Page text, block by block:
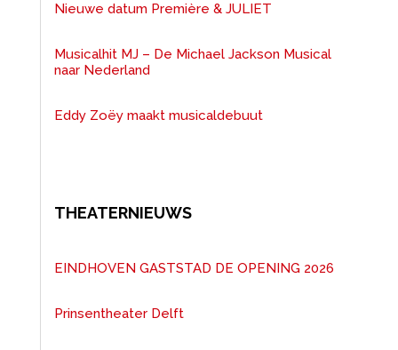
Nieuwe datum Première & JULIET
Musicalhit MJ – De Michael Jackson Musical
naar Nederland
Eddy Zoëy maakt musicaldebuut
THEATERNIEUWS
EINDHOVEN GASTSTAD DE OPENING 2026
Prinsentheater Delft